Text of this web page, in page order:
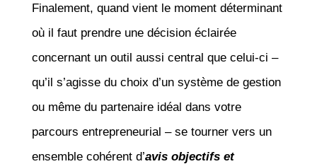
Finalement, quand vient le moment déterminant
où il faut prendre une décision éclairée
concernant un outil aussi central que celui-ci –
qu’il s’agisse du choix d’un système de gestion
ou même du partenaire idéal dans votre
parcours entrepreneurial – se tourner vers un
ensemble cohérent d’avis objectifs et